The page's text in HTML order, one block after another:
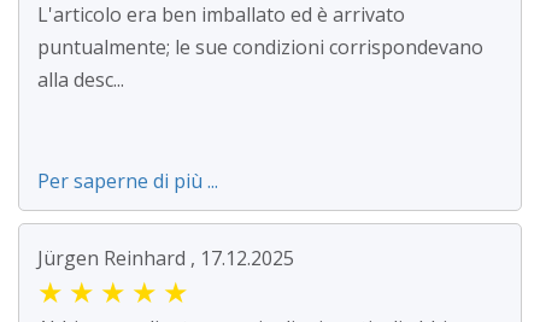
L'articolo era ben imballato ed è arrivato
puntualmente; le sue condizioni corrispondevano
alla desc...
Per saperne di più ...
Jürgen Reinhard , 17.12.2025
★ ★ ★ ★ ★